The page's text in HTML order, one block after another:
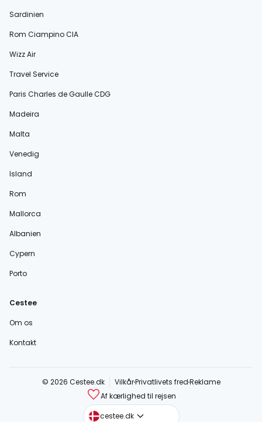
Sardinien
Rom Ciampino CIA
Wizz Air
Travel Service
Paris Charles de Gaulle CDG
Madeira
Malta
Venedig
Island
Rom
Mallorca
Albanien
Cypern
Porto
Cestee
Om os
Kontakt
© 2026 Cestee.dk VilkårPrivatlivets fredReklame
Af kærlighed til rejsen
cestee.dk
cestee.com